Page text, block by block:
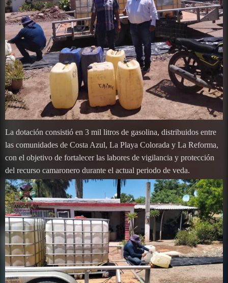
La dotación consistió en 3 mil litros de gasolina, distribuidos entre
las comunidades de Costa Azul, La Playa Colorada y La Reforma,
con el objetivo de fortalecer las labores de vigilancia y protección
del recurso camaronero durante el actual periodo de veda.